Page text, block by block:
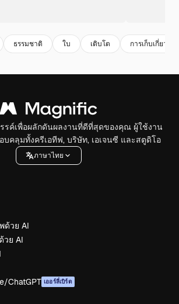
ธรรมชาติ ใบ เติบโต การเก็บเกี่ยว
รค์เพื่อผลักดันผลงานที่ดีที่สุดของคุณ ผู้ใช้งาน
บคลุมทั้งครีเอทีฟ, บริษัท, เอเจนซี และสตูดิโอ
ภาษาไทย
ด้วย AI
วย AI
ChatGPT เออร์ลี่เบิร์ด